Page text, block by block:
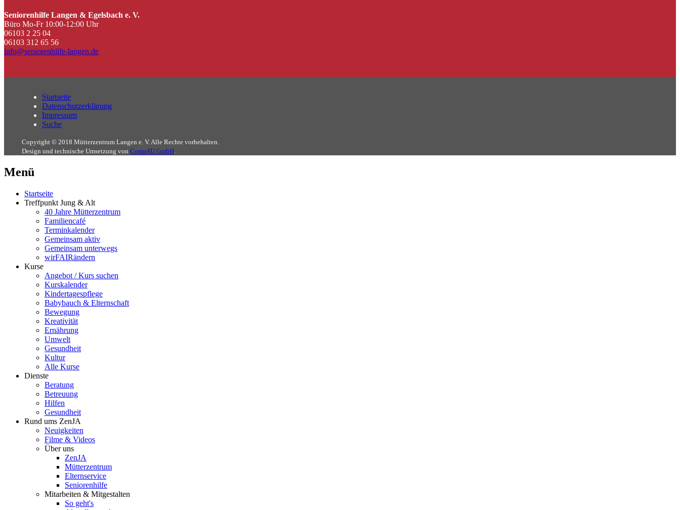
Seniorenhilfe Langen & Egelsbach e. V.
Büro Mo-Fr 10:00-12:00 Uhr
06103 2 25 04
06103 312 65 56
info@seniorenhilfe-langen.de
Startseite
Datenschutzerklärung
Impressum
Suche
Copyright © 2018 Mütterzentrum Langen e. V. Alle Rechte vorbehalten.
Design und technische Umsetzung von Comp4U GmbH.
Menü
Startseite
Treffpunkt Jung & Alt
40 Jahre Mütterzentrum
Familiencafé
Terminkalender
Gemeinsam aktiv
Gemeinsam unterwegs
wirFAIRändern
Kurse
Angebot / Kurs suchen
Kurskalender
Kindertagespflege
Babybauch & Elternschaft
Bewegung
Kreativität
Ernährung
Umwelt
Gesundheit
Kultur
Alle Kurse
Dienste
Beratung
Betreuung
Hilfen
Gesundheit
Rund ums ZenJA
Neuigkeiten
Filme & Videos
Über uns
ZenJA
Mütterzentrum
Elternservice
Seniorenhilfe
Mitarbeiten & Mitgestalten
So geht's